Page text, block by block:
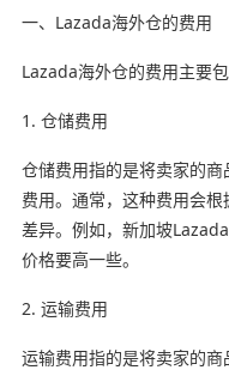
一、Lazada海外仓的费用
Lazada海外仓的费用主要
1. 仓储费用
仓储费用指的是将卖家的
费用。通常，这种费用会
差异。例如，新加坡
价格要高一些。
2. 运输费用
运输费用指的是将卖家的